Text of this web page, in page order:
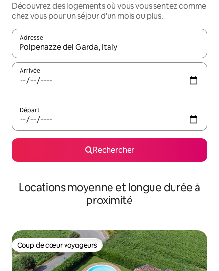
Découvrez des logements où vous vous sentez comme
chez vous pour un séjour d'un mois ou plus.
Adresse
Lorsque les résultats s'affichent, utilisez les flèches vers le
Arrivée
Départ
Rechercher
Locations moyenne et longue durée à
proximité
Coup de cœur voyageurs
Coup de cœur voyageurs